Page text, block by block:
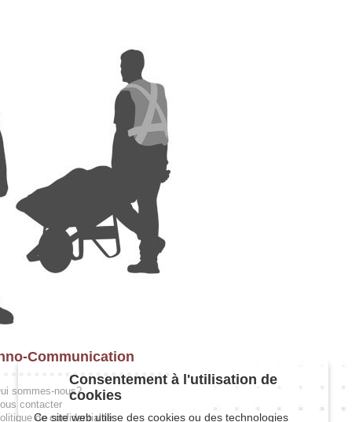
Communication
sommes-nous?
contacter
de confidentialité
Consentement à l'utilisation de
cookies
Ce site web utilise des cookies ou des technologies